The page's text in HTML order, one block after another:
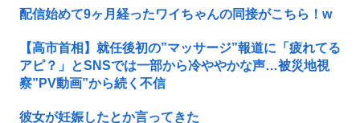
配信始めて9ヶ月経ったワイちゃんの同接がこちら！w
【高市首相】就任後初の”マッサージ”報道に「疲れてる
アピ？」とSNSでは一部から冷ややかな声…被災地視
察”PV動画”から続く不信
彼女が妊娠したとか言ってきた